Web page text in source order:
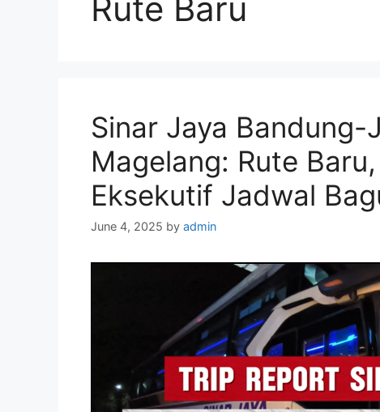
Rute Baru
Sinar Jaya Bandung-
Magelang: Rute
Eksekutif Jadwal
June 4, 2025 by admin